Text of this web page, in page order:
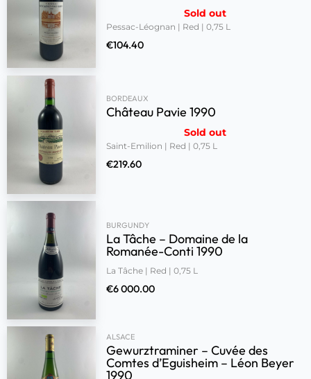
Sold out
Pessac-Léognan | Red | 0,75 L
€104.40
BORDEAUX
Château Pavie 1990
Sold out
Saint-Emilion | Red | 0,75 L
€219.60
BURGUNDY
La Tâche – Domaine de la
Romanée-Conti 1990
La Tâche | Red | 0,75 L
€6 000.00
ALSACE
Gewurztraminer – Cuvée des
Comtes d’Eguisheim – Léon Beyer
1990